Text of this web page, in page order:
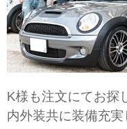
K様も注文にてお探
内外装共に装備充実